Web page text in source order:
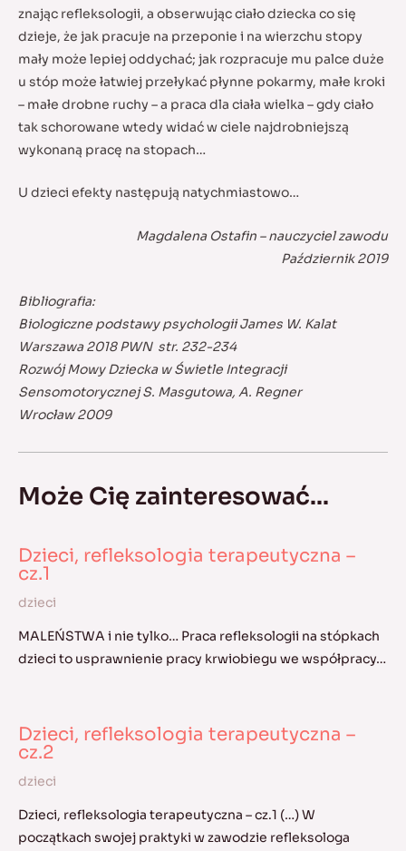
znając refleksologii, a obserwując ciało dziecka co się
dzieje, że jak pracuje na przeponie i na wierzchu stopy
mały może lepiej oddychać; jak rozpracuje mu palce duże
u stóp może łatwiej przełykać płynne pokarmy, małe kroki
– małe drobne ruchy – a praca dla ciała wielka – gdy ciało
tak schorowane wtedy widać w ciele najdrobniejszą
wykonaną pracę na stopach…
U dzieci efekty następują natychmiastowo…
Magdalena Ostafin – nauczyciel zawodu
Październik 2019
Bibliografia:
Biologiczne podstawy psychologii James W. Kalat
Warszawa 2018 PWN str. 232-234
Rozwój Mowy Dziecka w Świetle Integracji
Sensomotorycznej S. Masgutowa, A. Regner
Wrocław 2009
Może Cię zainteresować...
Dzieci, refleksologia terapeutyczna –
cz.1
dzieci
MALEŃSTWA i nie tylko… Praca refleksologii na stópkach
dzieci to usprawnienie pracy krwiobiegu we współpracy…
Dzieci, refleksologia terapeutyczna –
cz.2
dzieci
Dzieci, refleksologia terapeutyczna – cz.1 (…) W
początkach swojej praktyki w zawodzie refleksologa